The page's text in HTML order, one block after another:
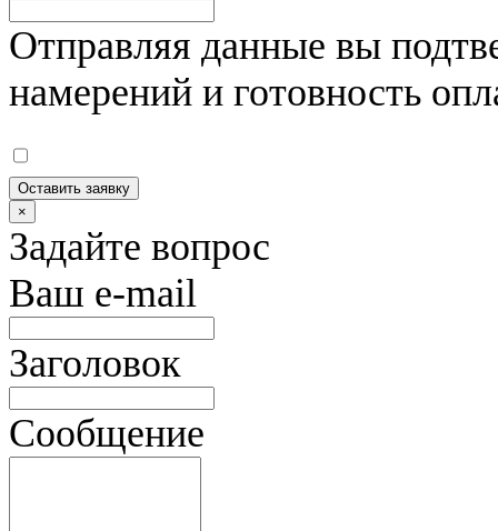
Отправляя данные вы
намерений и готовность
Оставить заявку
×
Задайте вопрос
Ваш e-mail
Заголовок
Сообщение